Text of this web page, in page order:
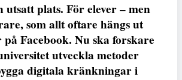
utsatt plats. För elever – men
som allt oftare hängs ut
Facebook. Nu ska forskare
utveckla metoder
digitala kränkningar i